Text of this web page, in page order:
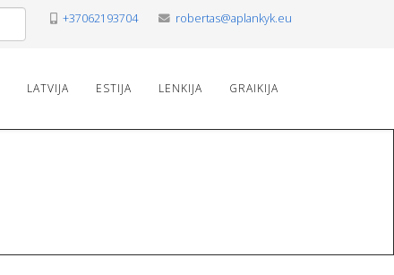
+37062193704 robertas@aplankyk.eu
LATVIJA ESTIJA LENKIJA GRAIKIJA